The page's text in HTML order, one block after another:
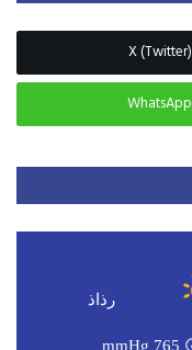
X (Twitter)
WhatsApp
رذاذ
765
mmHg